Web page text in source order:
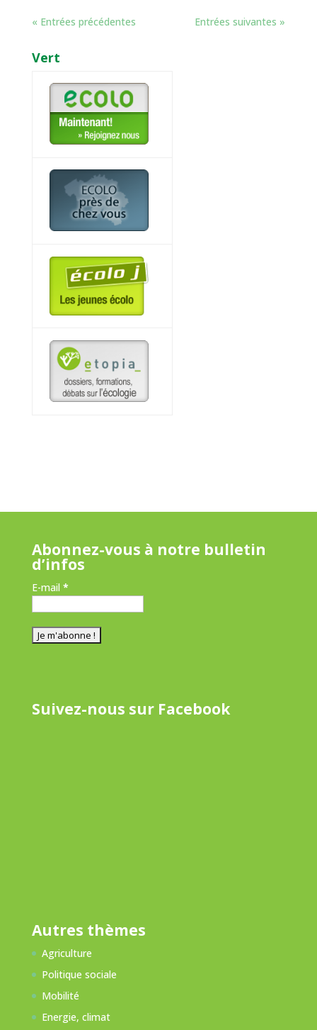
« Entrées précédentes Entrées suivantes »
Vert
Abonnez-vous à notre bulletin
d’infos
E-mail *
Suivez-nous sur Facebook
Autres thèmes
Agriculture
Politique sociale
Mobilité
Energie, climat